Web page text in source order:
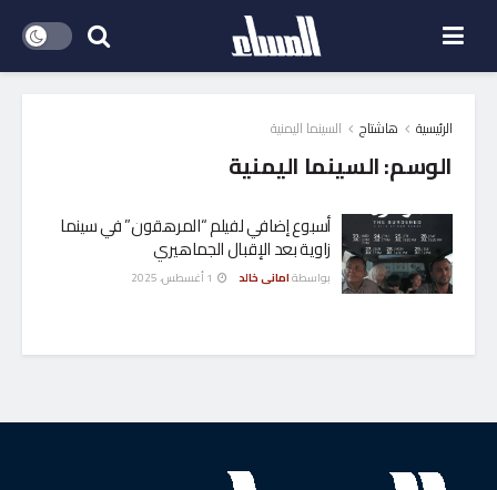
الرئيسية هاشتاج السينما اليمنية
الوسم:السينما اليمنية
أسبوع إضافي لفيلم “المرهقون” في سينما
زاوية بعد الإقبال الجماهيري
بواسطةامانى خالد